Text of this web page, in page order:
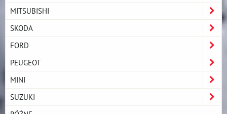
MITSUBISHI
SKODA
FORD
PEUGEOT
MINI
SUZUKI